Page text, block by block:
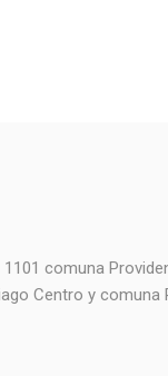
comuna
Centro y comuna